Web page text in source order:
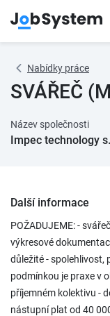
Nabídky práce
SVÁŘEČ
Název společnosti
Impec technology
Další informace
POŽADUJEME: -
výkresové
důležité - spolehlivost,
podmínkou je praxe v
příjemném kolektivu -
nástupní plat od 40